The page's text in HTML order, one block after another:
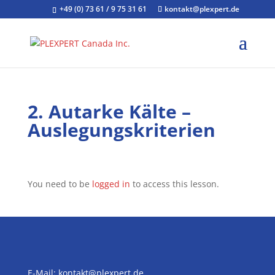
+49 (0) 73 61 / 9 75 31 61 kontakt@plexpert.de
2. Autarke Kälte –
Auslegungskriterien
You need to be logged in to access this lesson.